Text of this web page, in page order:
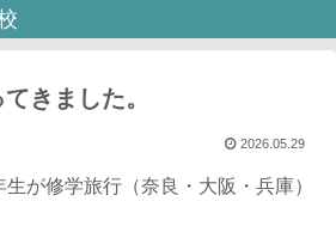
きました。
2026.05.29
が修学旅行（奈良・大阪・兵庫）